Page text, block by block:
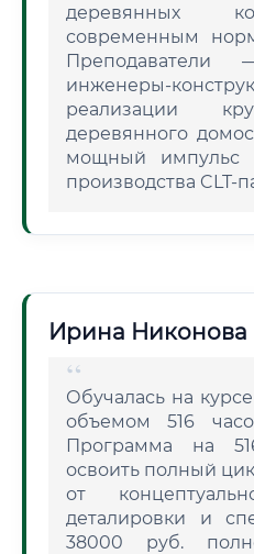
деревянных
современным
Преподаватели
инженеры-
реализации
деревянного
мощный импульс
производства CLT-
Ирина Никонова
Обучалась на
объемом 516
Программа на
освоить полный
от
деталировки и
38000 руб.